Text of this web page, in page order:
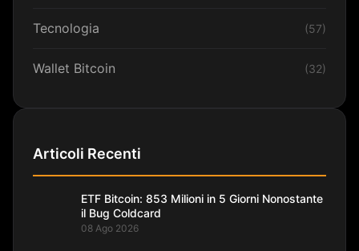
Tecnologia (57)
Wallet Bitcoin (32)
Articoli Recenti
ETF Bitcoin: 853 Milioni in 5 Giorni Nonostante
il Bug Coldcard
08 Ago 2026